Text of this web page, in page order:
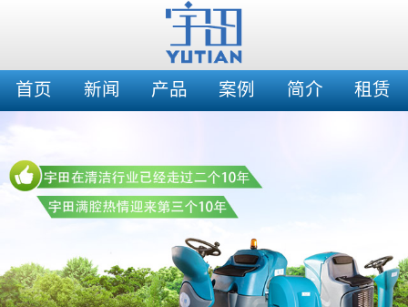
首页 新闻 产品 案例 简介 租赁